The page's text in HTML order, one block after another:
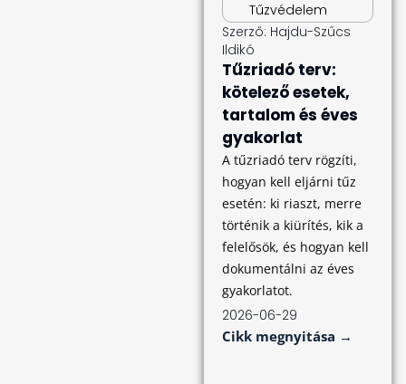
Tűzvédelem
Szerző: Hajdu-Szűcs
Ildikó
Tűzriadó terv:
kötelező esetek,
tartalom és éves
gyakorlat
A tűzriadó terv rögzíti,
hogyan kell eljárni tűz
esetén: ki riaszt, merre
történik a kiürítés, kik a
felelősök, és hogyan kell
dokumentálni az éves
gyakorlatot.
2026-06-29
Cikk megnyitása →